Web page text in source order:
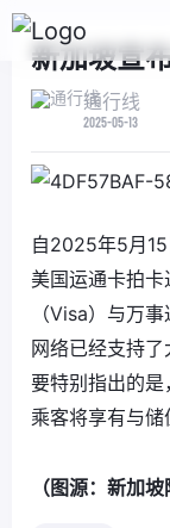
新加坡宣
通行线
2025-05-13
自2025年5月
美国运通卡拍
（Visa）与万
网络已经支持
要特别指出的
乘客将享有与储
（图源：新加